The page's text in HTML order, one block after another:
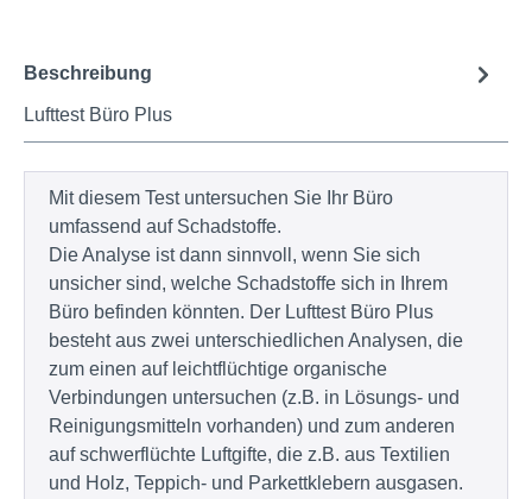
Beschreibung
Lufttest Büro Plus
Mit diesem Test untersuchen Sie Ihr Büro
umfassend auf Schadstoffe.
Die Analyse ist dann sinnvoll, wenn Sie sich
unsicher sind, welche Schadstoffe sich in Ihrem
Büro befinden könnten. Der Lufttest Büro Plus
besteht aus zwei unterschiedlichen Analysen, die
zum einen auf leichtflüchtige organische
Verbindungen untersuchen (z.B. in Lösungs- und
Reinigungsmitteln vorhanden) und zum anderen
auf schwerflüchte Luftgifte, die z.B. aus Textilien
und Holz, Teppich- und Parkettklebern ausgasen.